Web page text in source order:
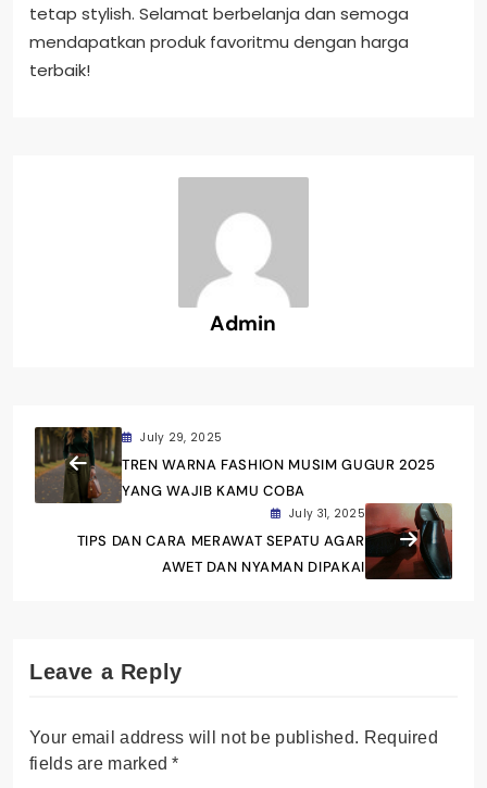
tetap stylish. Selamat berbelanja dan semoga
mendapatkan produk favoritmu dengan harga
terbaik!
Admin
July 29, 2025
TREN WARNA FASHION MUSIM GUGUR 2025
YANG WAJIB KAMU COBA
July 31, 2025
TIPS DAN CARA MERAWAT SEPATU AGAR
AWET DAN NYAMAN DIPAKAI
Leave a Reply
Your email address will not be published. Required
fields are marked*